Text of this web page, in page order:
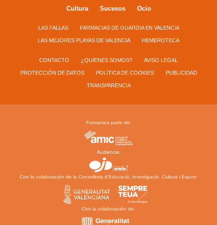
Cultura
Sucesos Ocio
LAS FALLAS FARMACIAS DE GUARDIA EN VALENCIA
LAS MEJORES PLAYAS DE VALENCIA HEMEROTECA
CONTACTO ¿QUIENES SOMOS? AVISO LEGAL
PROTECCIÓN DE DATOS POLÍTICA DE COOKIES PUBLICIDAD
TRANSPARENCIA
Formamos parte de:
Audiencia:
Con la colaboración de la Conselleria d’Educació, Investigació, Cultura i Esport:
Con la colaboración de: